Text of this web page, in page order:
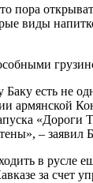
пора
виды
есть не
армянской
«Дороги
– заявил
в русле
за счет